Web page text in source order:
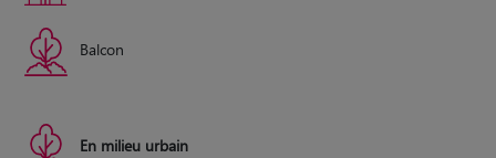
Balcon
En milieu urbain